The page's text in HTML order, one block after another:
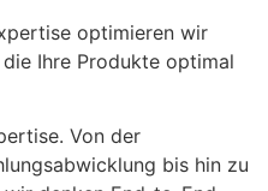
optimieren wir
Ihre Produkte optimal
Von der
bis hin zu